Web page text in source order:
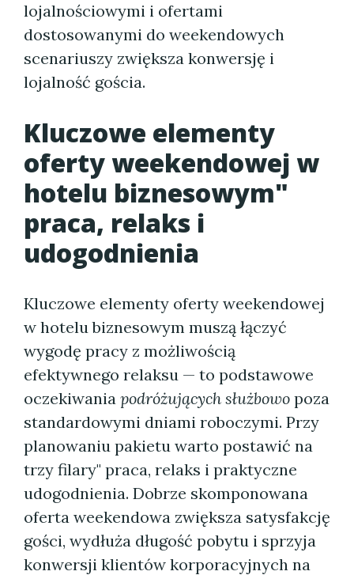
lojalnościowymi i ofertami
dostosowanymi do weekendowych
scenariuszy zwiększa konwersję i
lojalność gościa.
Kluczowe elementy
oferty weekendowej w
hotelu biznesowym"
praca, relaks i
udogodnienia
Kluczowe elementy oferty weekendowej
w hotelu biznesowym muszą łączyć
wygodę pracy z możliwością
efektywnego relaksu — to podstawowe
oczekiwania podróżujących służbowo poza
standardowymi dniami roboczymi. Przy
planowaniu pakietu warto postawić na
trzy filary" praca, relaks i praktyczne
udogodnienia. Dobrze skomponowana
oferta weekendowa zwiększa satysfakcję
gości, wydłuża długość pobytu i sprzyja
konwersji klientów korporacyjnych na